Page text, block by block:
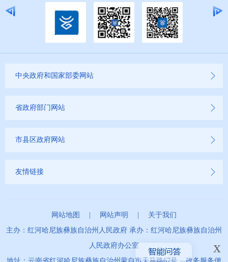
中央政府和国家部委网站
省政府部门网站
市县区政府网站
友情链接
网站地图 网站声明
关于我们
主办：红河哈尼族彝族自治州人民政府 承办：红河哈尼族彝族自治州
人民政府办公室
x